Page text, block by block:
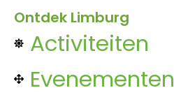
Ontdek Limburg
Activiteiten
Evenementen